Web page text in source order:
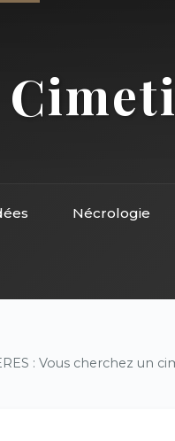
Nécrologie
: Vous cherchez un